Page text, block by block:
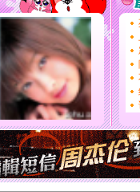
道一声
[春节]
传
片叶子
送你一
[圣诞节]
你太多
要平安
[圣诞节]
能正大
天都要快
[圣诞节]
如意,快
[元旦]看
断电。爱